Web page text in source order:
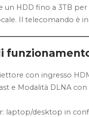
un HDD fino a 3TB per
Il telecomando è
con ingresso
e Modalità DLNA con
laptop/desktop in